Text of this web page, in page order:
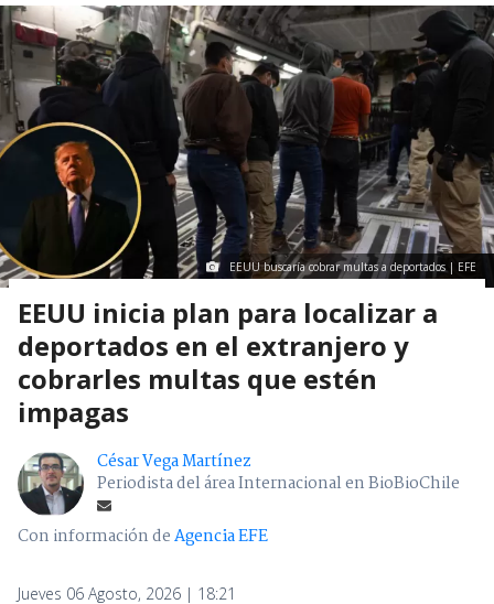
EEUU buscaría cobrar multas a deportados | EFE
EEUU inicia plan para localizar a
deportados en el extranjero y
cobrarles multas que estén
impagas
César Vega Martínez
Periodista del área Internacional en BioBioChile
Con información deAgencia EFE
Jueves 06 Agosto, 2026 | 18:21